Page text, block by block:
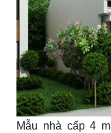
Mẫu nhà cấp 4